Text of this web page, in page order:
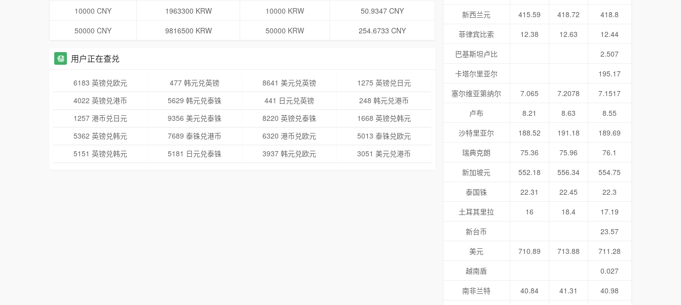
10000 CNY
1963300 KRW 10000 KRW
50.9347 CNY
50000 CNY
9816500 KRW 50000 KRW 254.6733 CNY
用户正在查兑
6183 英镑兑欧元 477 韩元兑英镑 8641 美元兑英镑
1275 英镑兑日元
4022 英镑兑港币
5629 韩元兑泰铢 441 日元兑英镑
248 韩元兑港币
1257 港币兑日元
9356 美元兑泰铢 8220 英镑兑泰铢
1668 英镑兑韩元
5362 英镑兑韩元
7689 泰铢兑港币 6320 港币兑欧元
5013 泰铢兑欧元
5151 英镑兑韩元
5181 日元兑泰铢 3937 韩元兑欧元 3051 美元兑港币
新西兰元
415.59 418.72
418.8
菲律宾比索
12.38 12.63
12.44
巴基斯坦卢比
2.507
卡塔尔里亚尔
195.17
塞尔维亚第纳尔
7.065 7.2078
7.1517
卢布
8.21 8.63
8.55
沙特里亚尔
188.52 191.18
189.69
瑞典克朗
75.36 75.96
76.1
新加坡元
552.18 556.34
554.75
泰国铢
22.31 22.45
22.3
土耳其里拉
16 18.4
17.19
新台币
23.57
美元
710.89 713.88
711.28
越南盾
0.027
南非兰特
40.84 41.31 40.98